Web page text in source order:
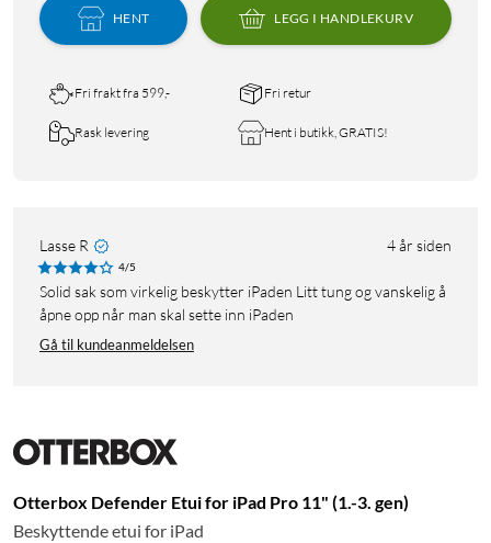
HENT LEGG I HANDLEKURV
Fri frakt fra 599,- Fri retur
Rask levering Hent i butikk, GRATIS!
Lasse R 4 år siden
4/5
Solid sak som virkelig beskytter iPaden Litt tung og vanskelig å
åpne opp når man skal sette inn iPaden
Gå til kundeanmeldelsen
Otterbox Defender Etui for iPad Pro 11" (1.-3. gen)
Beskyttende etui for iPad